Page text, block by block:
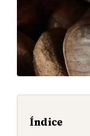
Índice